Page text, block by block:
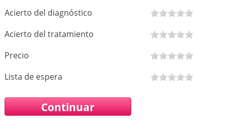
Acierto del diagnóstico
Acierto del tratamiento
Precio
Lista de espera